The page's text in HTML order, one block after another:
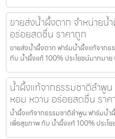
ขายส่งน้ำผึ้งตาก จำหน่ายน้
อร่อยสดชื่น ราคาถูก
ขายส่งน้ำผึ้งตาก ฟาร์มน้ำผึ้งแท้จากธ
กับ น้ำผึ้งแท้ 100% ประโยชน์มากมาย
น้ำผึ้งแท้จากธรรมชาติลำพู
หอม หวาน อร่อยสดชื่น ราค
น้ำผึ้งแท้จากธรรมชาติลำพูน ฟาร์มน้
เพื่อสุขภาพ กับ น้ำผึ้งแท้ 100% ประโ